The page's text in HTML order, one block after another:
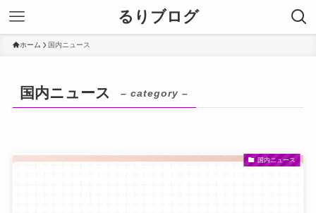
るりブログ
ホーム 国内ニュース
国内ニュース – category –
国内ニュース